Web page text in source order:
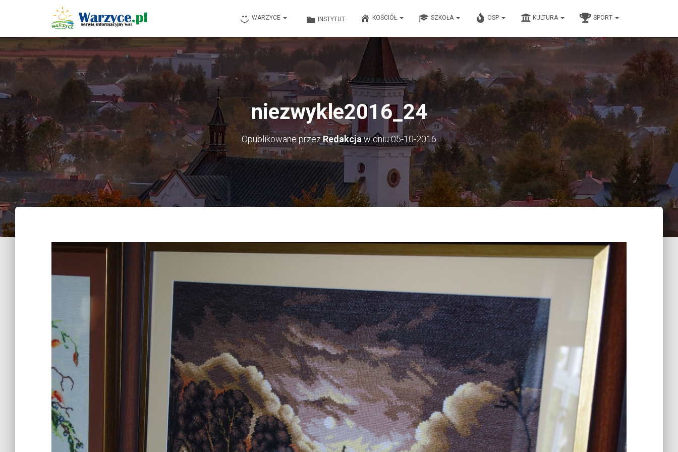
WARZYCE INSTYTUT KOŚCIÓŁ SZKOŁA OSP KULTURA SPORT
niezwykle2016_24
Opublikowane przezRedakcjaw dniu05-10-2016